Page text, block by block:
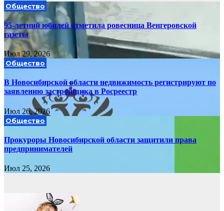
Общество
95-летний юбилей отметила ровесница Венгеровской
газеты
Июл 29, 2026
Общество
В Новосибирской области недвижимость регистрируют по
заявлению застройщика в Росреестр
Июл 26, 2026
Общество
Прокуроры Новосибирской области защитили права
предпринимателей
Июл 25, 2026